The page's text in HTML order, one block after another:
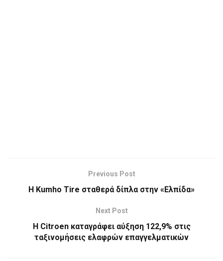
Previous Post
Η Kumho Tire σταθερά δίπλα στην «Ελπίδα»
Next Post
Η Citroen καταγράφει αύξηση 122,9% στις
ταξινομήσεις ελαφρών επαγγελματικών